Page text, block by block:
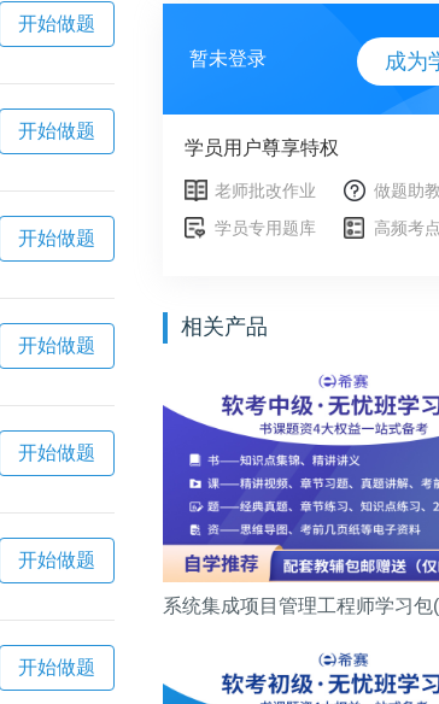
开始做题
开始做题
开始做题
开始做题
开始做题
开始做题
开始做题
暂未登录 成为
学员用户尊享特权
老师批改作业
做题助
学员专用题库
高频考
相关产品
系统集成项目管理工程师学习包